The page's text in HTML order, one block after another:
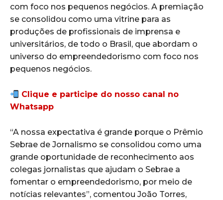
com foco nos pequenos negócios. A premiação
se consolidou como uma vitrine para as
produções de profissionais de imprensa e
universitários, de todo o Brasil, que abordam o
universo do empreendedorismo com foco nos
pequenos negócios.
Clique e participe do nosso canal no
Whatsapp
“A nossa expectativa é grande porque o Prêmio
Sebrae de Jornalismo se consolidou como uma
grande oportunidade de reconhecimento aos
colegas jornalistas que ajudam o Sebrae a
fomentar o empreendedorismo, por meio de
notícias relevantes”, comentou João Torres,